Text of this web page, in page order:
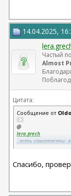
14.04.2025,
Частый
Almost
Цитата:
Сообщение от Oldo
@
lera.grech
, есть самотесты:
вставать в таком
многие же захотят
Спасибо,